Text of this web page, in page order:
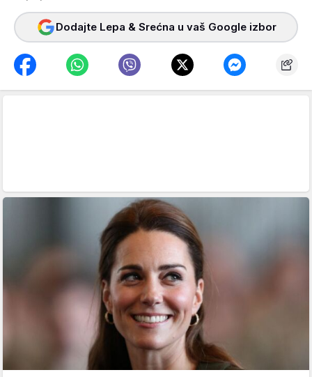
Dodajte Lepa & Srećna u vaš Google izbor